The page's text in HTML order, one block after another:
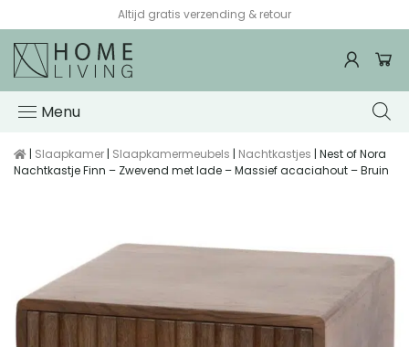
Altijd gratis verzending & retour
Menu
| Slaapkamer | Slaapkamermeubels | Nachtkastjes | Nest of Nora
Nachtkastje Finn – Zwevend met lade – Massief acaciahout – Bruin